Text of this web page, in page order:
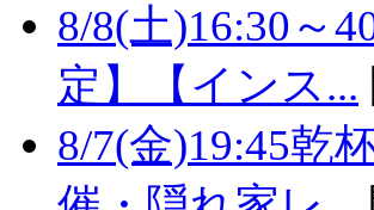
8/8(土)16:30～
定】【インス...
8/7(金)19:45乾